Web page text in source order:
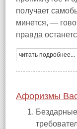
получает
минется, —
правда
читать подробнее...
Афоризмы